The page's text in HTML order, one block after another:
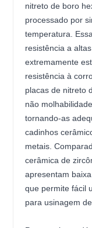
nitreto de boro
processado por
temperatura.
resistência a
extremamente
resistência à
placas de nitreto
não
tornando-as
cadinhos
metais.
cerâmica de
apresentam
que permite fácil
para usinagem